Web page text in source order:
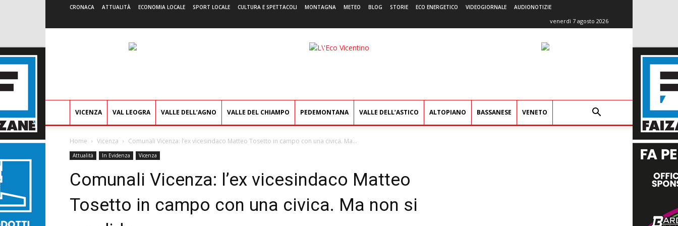
CRONACA ATTUALITÀ ECONOMIA LOCALE SPORT LOCALE CULTURA E SPETTACOLI MONTAGNA METEO BLOG STORIE ECO ENERGETICO VIDEOGIORNALE AUDIONOTIZIE
venerdì 7 agosto 2026
L'Eco
VICENZA VAL LEOGRA VALLE DELL’AGNO VALLE DEL CHIAMPO PEDEMONTANA VALLE DELL’ASTICO ALTOPIANO BASSANESE VENETO
Home Vicenza Comunali Vicenza: l’ex vicesindaco Matteo Tosetto in campo con una civica. Ma...
Attualità In Evidenza Vicenza
Comunali Vicenza: l’ex vicesindaco Matteo
Tosetto in campo con una civica. Ma non si